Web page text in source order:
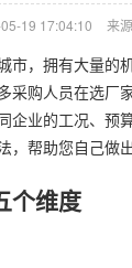
19 17:04:10 来
市，拥有大量的
采购人员在选厂
企业的工况、预
帮助您自己做出
个维度